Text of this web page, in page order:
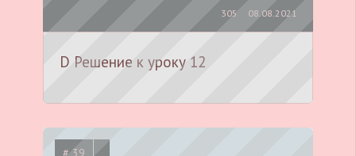
08.08.2021
305
D Решение к уроку 12
# 39